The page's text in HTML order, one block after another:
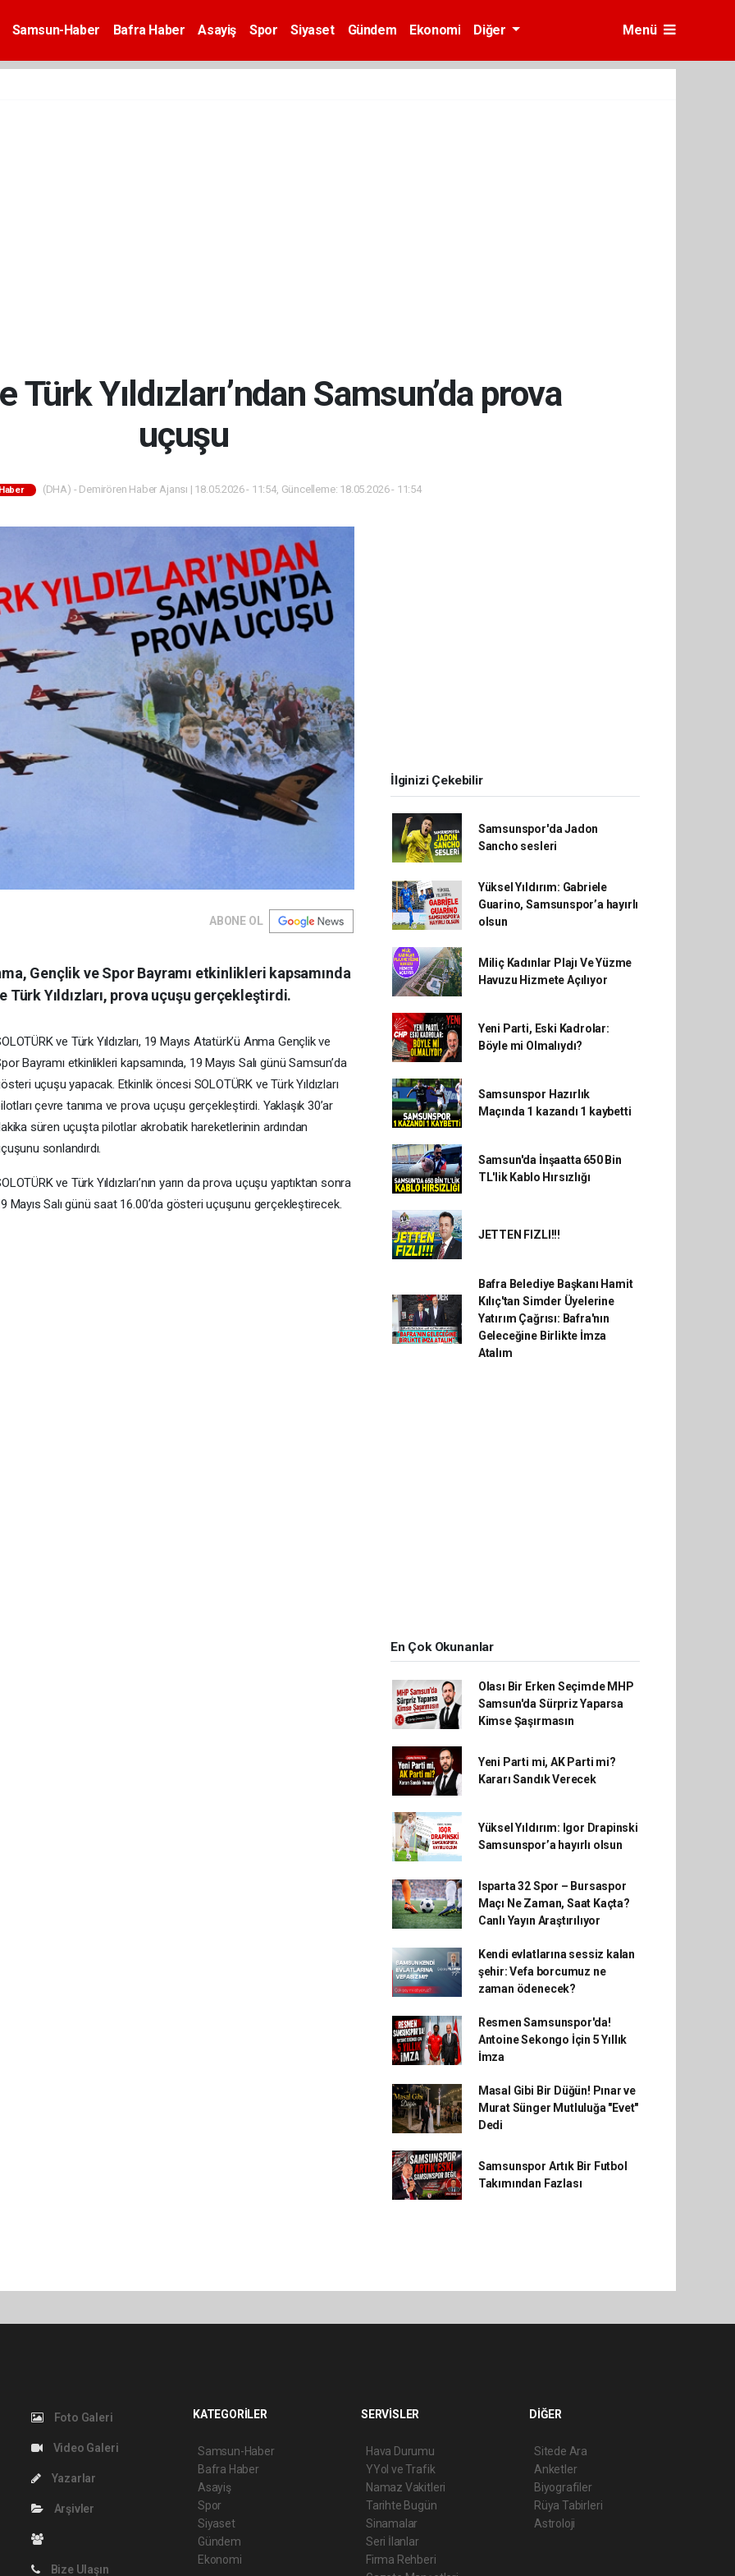
Samsun-Haber Bafra Haber Asayiş Spor Siyaset Gündem Ekonomi Diğer Menü
Türk Yıldızları’ndan Samsun’da prova
uçuşu
(DHA) - Demirören Haber Ajansı | 18.05.2026 - 11:54, Güncelleme: 18.05.2026 - 11:54
ABONE OL
Gençlik ve Spor Bayramı etkinlikleri kapsamında
Türk Yıldızları, prova uçuşu gerçekleştirdi.
ve Türk Yıldızları, 19 Mayıs Atatürk’ü Anma Gençlik ve
Bayramı etkinlikleri kapsamında, 19 Mayıs Salı günü Samsun’da
uçuşu yapacak. Etkinlik öncesi SOLOTÜRK ve Türk Yıldızları
çevre tanıma ve prova uçuşu gerçekleştirdi. Yaklaşık 30’ar
süren uçuşta pilotlar akrobatik hareketlerinin ardından
sonlandırdı.
ve Türk Yıldızları’nın yarın da prova uçuşu yaptıktan sonra
Mayıs Salı günü saat 16.00’da gösteri uçuşunu gerçekleştirecek.
İlginizi Çekebilir
Samsunspor'da Jadon
Sancho sesleri
Yüksel Yıldırım: Gabriele
Guarino, Samsunspor’a hayırlı
olsun
Miliç Kadınlar Plajı Ve Yüzme
Havuzu Hizmete Açılıyor
Yeni Parti, Eski Kadrolar:
Böyle mi Olmalıydı?
Samsunspor Hazırlık
Maçında 1 kazandı 1 kaybetti
Samsun'da İnşaatta 650 Bin
TL'lik Kablo Hırsızlığı
JETTEN FIZLI!!!
Bafra Belediye Başkanı Hamit
Kılıç'tan Simder Üyelerine
Yatırım Çağrısı: Bafra'nın
Geleceğine Birlikte İmza
Atalım
En Çok Okunanlar
Olası Bir Erken Seçimde MHP
Samsun'da Sürpriz Yaparsa
Kimse Şaşırmasın
Yeni Parti mi, AK Parti mi?
Kararı Sandık Verecek
Yüksel Yıldırım: Igor Drapinski
Samsunspor’a hayırlı olsun
Isparta 32 Spor – Bursaspor
Maçı Ne Zaman, Saat Kaçta?
Canlı Yayın Araştırılıyor
Kendi evlatlarına sessiz kalan
şehir: Vefa borcumuz ne
zaman ödenecek?
Resmen Samsunspor'da!
Antoine Sekongo İçin 5 Yıllık
İmza
Masal Gibi Bir Düğün! Pınar ve
Murat Sünger Mutluluğa "Evet"
Dedi
Samsunspor Artık Bir Futbol
Takımından Fazlası
Foto Galeri
Video Galeri
Yazarlar
Arşivler
Bize Ulaşın
KATEGORİLER
Samsun-Haber
Bafra Haber
Asayiş
Spor
Siyaset
Gündem
Ekonomi
SERVİSLER
Hava Durumu
YYol ve Trafik
Namaz Vakitleri
Tarihte Bugün
Sinamalar
Seri İlanlar
Firma Rehberi
DİĞER
Sitede Ara
Anketler
Biyografiler
Rüya Tabirleri
Astroloji